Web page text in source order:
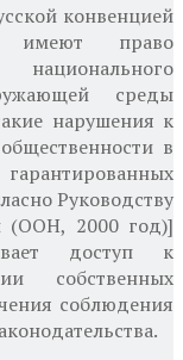
конвенцией
имеют право
среды
нарушения к
в
Руководству
(ООН, 2000 год)]
доступ к
собственных
соблюдения